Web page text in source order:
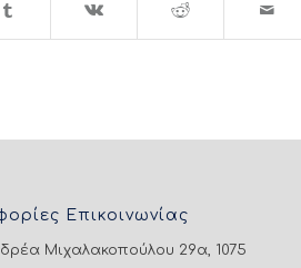
Επικοινωνίας
Μιχαλακοπούλου 29α, 1075